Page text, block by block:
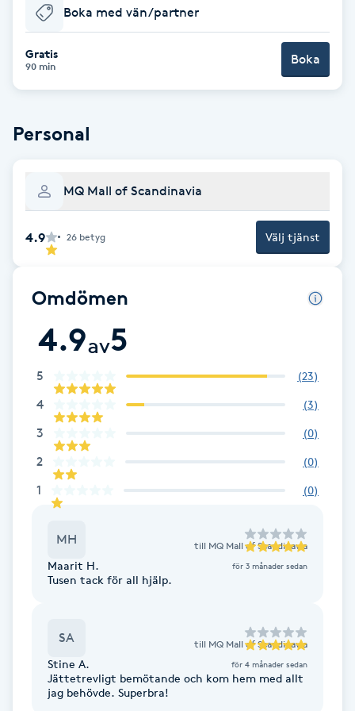
Babylights
Balayage
Blowout
Bottenfärg
Brynformning
Brynfärgning
Brynplockning
Celluliter
Color correction
Boka med vän/partner
Gratis
90 min Boka
Personal
MQ Mall of Scandinavia
4.9 26 betyg Välj tjänst
Omdömen
4.9av5
5 (23)
4 (3)
3 (0)
2 (0)
1 (0)
MH till MQ Mall of Scandinavia
Maarit H. för 3 månader sedan
Tusen tack för all hjälp.
SA till MQ Mall of Scandinavia
Stine A. för 4 månader sedan
Jättetrevligt bemötande och kom hem med allt
jag behövde. Superbra!